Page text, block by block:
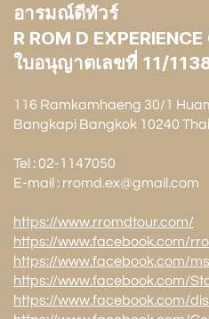
อารมณ์ดีทัวร์
R ROM D EXPERIENCE
ใบอนุญาตเลขที่ 11/
116 Ramkamhaeng 30/1
Bangkapi Bangkok 10240
Tel : 02-1147050
E-mail : rromd.ex@gmail.com
https://www.rromdtour.com/
https://www.facebook.com/
https://www.facebook.com/
https://www.facebook.com/
https://www.facebook.com/